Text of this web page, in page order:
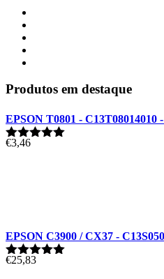
Produtos em destaque
EPSON T0801 - C13T08014010
Avaliação
€3,46
EPSON C3900 / CX37 -
Avaliação
€25,83